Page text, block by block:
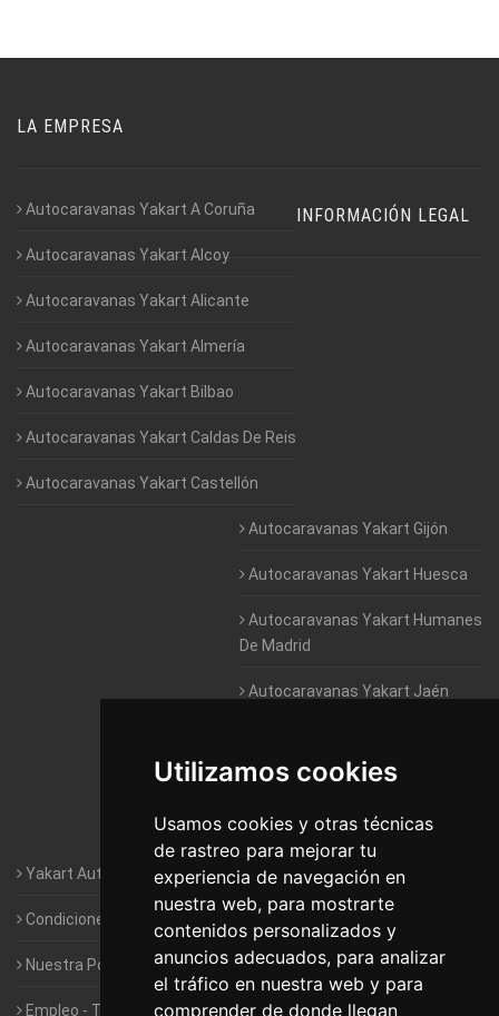
Utilizamos cookies
Usamos cookies y otras técnicas
de rastreo para mejorar tu
experiencia de navegación en
nuestra web, para mostrarte
contenidos personalizados y
anuncios adecuados, para analizar
el tráfico en nuestra web y para
comprender de donde llegan
LA EMPRESA
Autocaravanas Yakart A Coruña
Autocaravanas Yakart Alcoy
Autocaravanas Yakart Alicante
Autocaravanas Yakart Almería
Autocaravanas Yakart Bilbao
Autocaravanas Yakart Caldas De Reis
Autocaravanas Yakart Castellón
Autocaravanas Yakart Gijón
Autocaravanas Yakart Huesca
Autocaravanas Yakart Humanes
De Madrid
Autocaravanas Yakart Jaén
Autocaravanas Yakart Valencia
Autocaravanas Yakart Vitoria
INFORMACIÓN LEGAL
Yakart Autocaravanas · La empresa
Condiciones de Alquiler de Yakart
Nuestra Política de Privacidad
Empleo - Trabaja con nosotros